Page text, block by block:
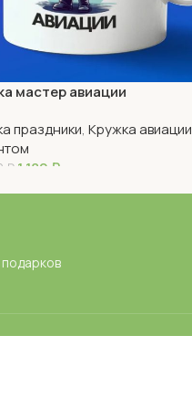
мастер авиации
праздники, Кружка авиации
₽ 1 180 ₽